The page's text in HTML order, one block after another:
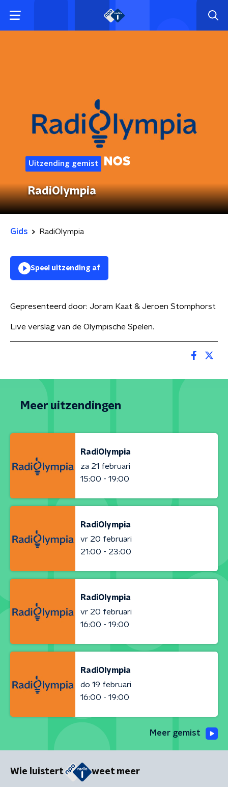
Uitzending gemist
RadiOlympia
Gids RadiOlympia
Speel uitzending af
Gepresenteerd door: Joram Kaat & Jeroen Stomphorst
Live verslag van de Olympische Spelen.
Meer uitzendingen
RadiOlympia
za 21 februari
15:00 - 19:00
RadiOlympia
vr 20 februari
21:00 - 23:00
RadiOlympia
vr 20 februari
16:00 - 19:00
RadiOlympia
do 19 februari
16:00 - 19:00
Meer gemist
Wie luistert weet meer